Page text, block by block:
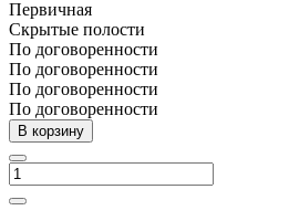
Первичная
Скрытые полости
По договоренности
По договоренности
По договоренности
По договоренности
В корзину